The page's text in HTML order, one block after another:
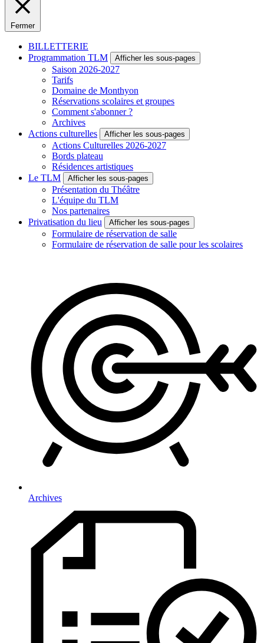
Fermer
BILLETTERIE
Programmation TLM
Afficher les sous-pages
Saison 2026-2027
Tarifs
Domaine de Monthyon
Réservations scolaires et groupes
Comment s'abonner ?
Archives
Actions culturelles
Afficher les sous-pages
Actions Culturelles 2026-2027
Bords plateau
Résidences artistiques
Le TLM
Afficher les sous-pages
Présentation du Théâtre
L'équipe du TLM
Nos partenaires
Privatisation du lieu
Afficher les sous-pages
Formulaire de réservation de salle
Formulaire de réservation de salle pour les scolaires
Archives